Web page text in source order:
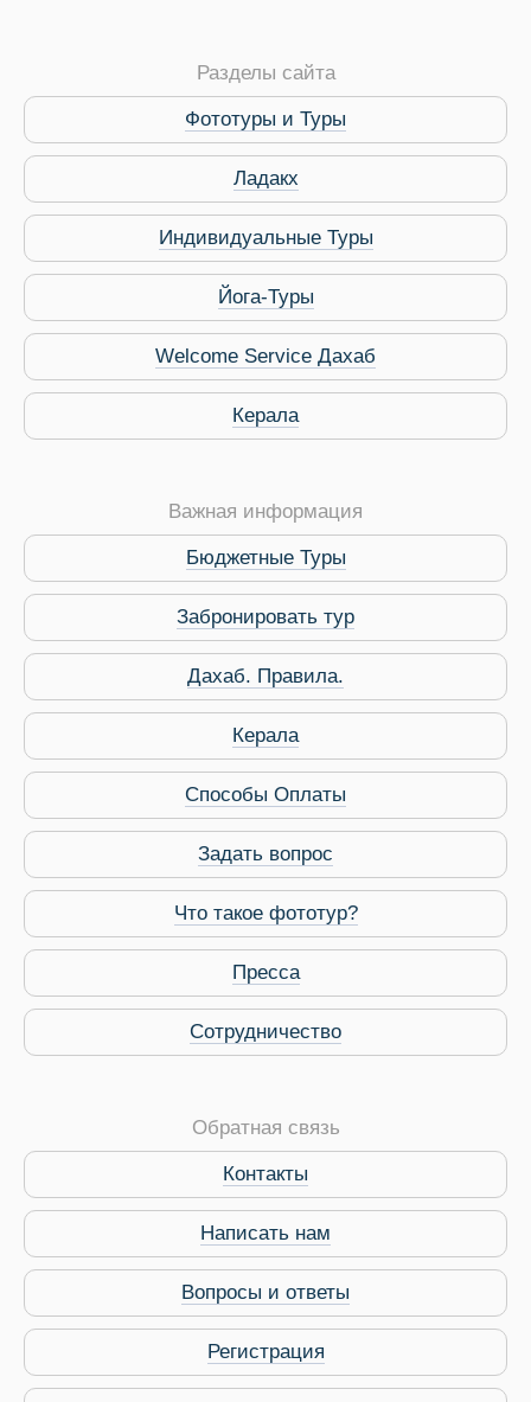
Service Дахаб
Путеводитель по
Виза в Индию
Разделы сайта
Фототуры и Туры
Ладакх
Индивидуальные Туры
Йога-Туры
Welcome Service Дахаб
Керала
Важная информация
Бюджетные Туры
Забронировать тур
Дахаб. Правила.
Керала
Способы Оплаты
Задать вопрос
Что такое фототур?
Пресса
Сотрудничество
Обратная связь
Контакты
Написать нам
Вопросы и ответы
Регистрация